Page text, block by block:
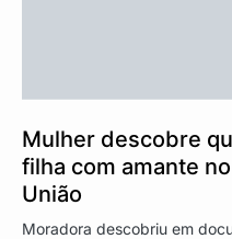
Mulher descobre
filha com amante
União
Moradora descobriu em